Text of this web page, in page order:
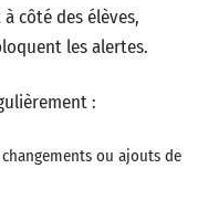
côté des élèves,
les alertes.
:
ou ajouts de